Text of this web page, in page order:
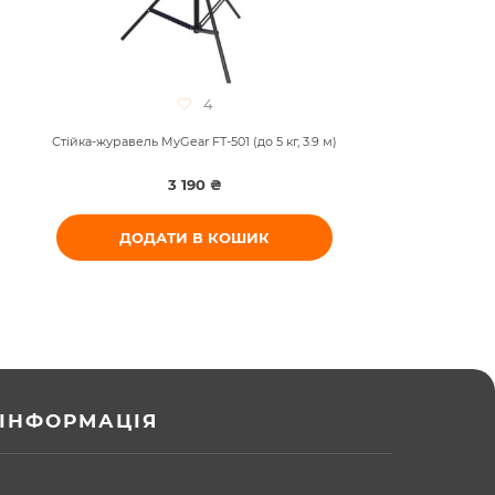
4
Стійка-журавель MyGear FT-501 (до 5 кг, 3.9 м)
3 190 ₴
ДОДАТИ В КОШИК
ІНФОРМАЦІЯ